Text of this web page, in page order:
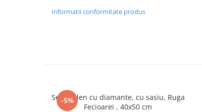
Informatii conformitate produs
-5%
Set goblen cu diamante, cu sasiu, Ruga
Fecioarei , 40x50 cm